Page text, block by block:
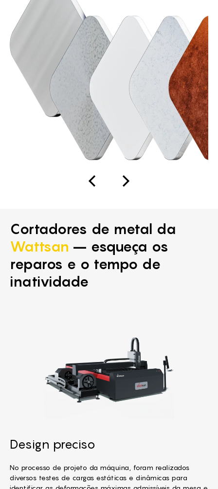
Cortadores de metal da
Wattsan – esqueça os
reparos e o tempo de
inatividade
Design preciso
No processo de projeto da máquina, foram realizados
diversos testes de cargas estáticas e dinâmicas para